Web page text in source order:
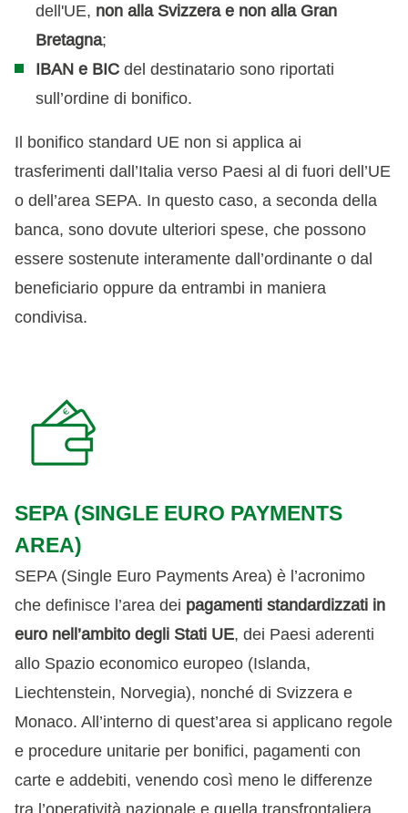
dell'UE, non alla Svizzera e non alla Gran
Bretagna;
IBAN e BIC del destinatario sono riportati
sull’ordine di bonifico.
Il bonifico standard UE non si applica ai
trasferimenti dall’Italia verso Paesi al di fuori dell’UE
o dell’area SEPA. In questo caso, a seconda della
banca, sono dovute ulteriori spese, che possono
essere sostenute interamente dall’ordinante o dal
beneficiario oppure da entrambi in maniera
condivisa.
SEPA (SINGLE EURO PAYMENTS
AREA)
SEPA (Single Euro Payments Area) è l’acronimo
che definisce l’area dei pagamenti standardizzati in
euro nell’ambito degli Stati UE, dei Paesi aderenti
allo Spazio economico europeo (Islanda,
Liechtenstein, Norvegia), nonché di Svizzera e
Monaco. All’interno di quest’area si applicano regole
e procedure unitarie per bonifici, pagamenti con
carte e addebiti, venendo così meno le differenze
tra l’operatività nazionale e quella transfrontaliera.